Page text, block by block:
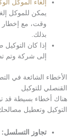
الموكل الوكالة، حيث
للموكل إلغاؤها بأي
مع إخطار الوكيل
كان التوكيل صادراً من أو
شركة وتم تصفيتها.
الشائعة في التصديق
للتوكيل
بسيطة قد تؤدي لرفض
وتعطيل مصالحك:
التسلسل:التوجه